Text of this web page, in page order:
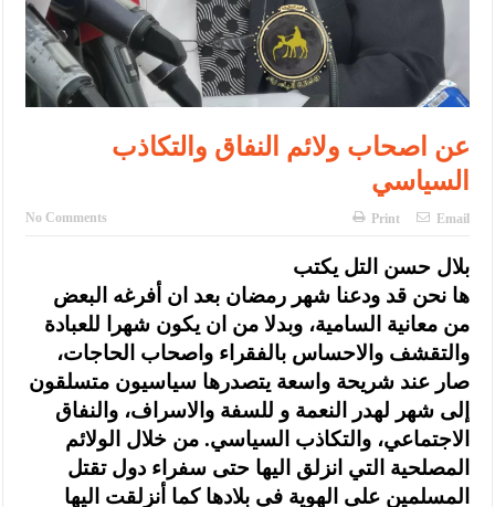
القاضي محمود أحمد فريحات.. مبارك ومزيدا من التوفيق
عارف بيك فريحات.. مبارك وبكم تزهو المناصب
عن اصحاب ولائم النفاق والتكاذب
السياسي
No Comments Print Email
بلال حسن التل يكتب
ها نحن قد ودعنا شهر رمضان بعد ان أفرغه البعض
من معانية السامية، وبدلا من ان يكون شهرا للعبادة
والتقشف والاحساس بالفقراء واصحاب الحاجات،
صار عند شريحة واسعة يتصدرها سياسيون متسلقون
إلى شهر لهدر النعمة و للسفة والاسراف، والنفاق
الاجتماعي، والتكاذب السياسي. من خلال الولائم
المصلحية التي انزلق اليها حتى سفراء دول تقتل
المسلمين على الهوية في بلادها كما أنزلقت اليها